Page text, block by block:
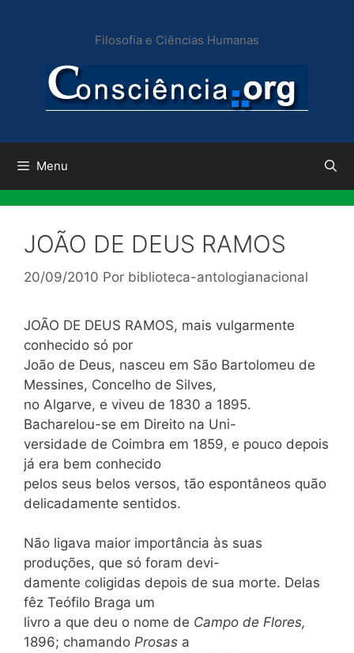
conteúdo
Filosofia e Ciências Humanas
Menu
JOÃO DE DEUS RAMOS
20/09/2010 Por biblioteca-antologianacional
JOÃO DE DEUS RAMOS, mais vulgarmente
conhecido só por
João de Deus, nasceu em São Bartolomeu de
Messines, Concelho de Silves,
no Algarve, e viveu de 1830 a 1895.
Bacharelou-se em Direito na Uni-
versidade de Coimbra em 1859, e pouco depois
já era bem conhecido
pelos seus belos versos, tão espontâneos quão
delicadamente sentidos.
Não ligava maior importância às suas
produções, que só foram devi-
damente coligidas depois de sua morte. Delas
fêz Teófilo Braga um
livro a que deu o nome de Campo de Flores,
1896; chamando Prosas a